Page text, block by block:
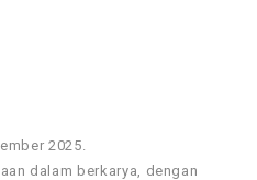
2025.
dalam berkarya, dengan